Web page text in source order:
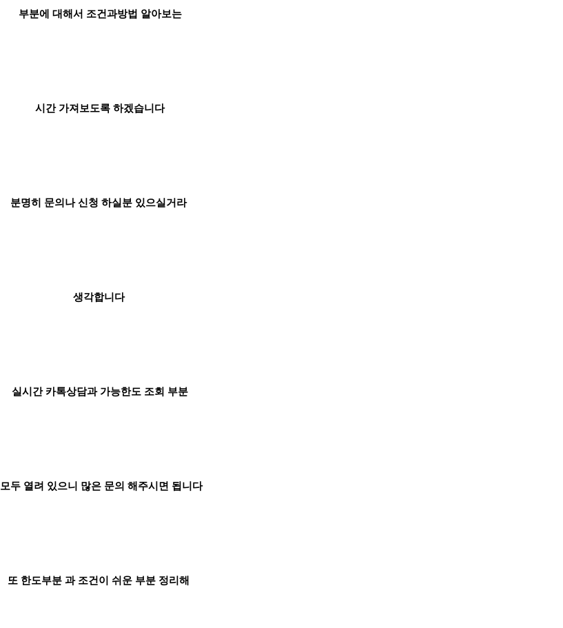
부분에 대해서 조건과방법 알아보는
시간 가져보도록 하겠습니다
분명히 문의나 신청 하실분 있으실거라
생각합니다
실시간 카톡상담과 가능한도 조회 부분
모두 열려 있으니 많은 문의 해주시면 됩니다
또 한도부분 과 조건이 쉬운 부분 정리해